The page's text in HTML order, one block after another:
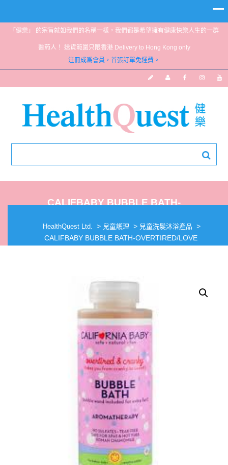
「健樂」 的宗旨就如我們的名稱一樣，我們都是希望擁有健康快樂人生的一群
醫葯人！ 送貨範圍只限香港 Delivery to Hong Kong only
注冊成爲會員，首張訂單免運費。
CALIFBABY BUBBLE BATH-
HealthQuest Ltd. > 兒童護理 > 兒童洗髮沐浴產品 >
CALIFBABY BUBBLE BATH-OVERTIRED/LOVE